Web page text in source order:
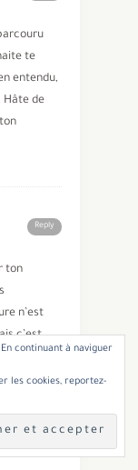
te
entendu,
Hâte de
Reply
ton
n’est
c’est
très
continuant à naviguer
les cookies, reportez-